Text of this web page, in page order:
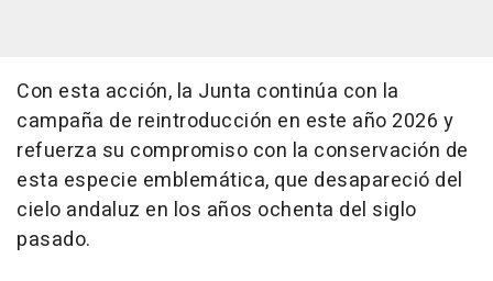
Con esta acción, la Junta continúa con la
campaña de reintroducción en este año 2026 y
refuerza su compromiso con la conservación de
esta especie emblemática, que desapareció del
cielo andaluz en los años ochenta del siglo
pasado.